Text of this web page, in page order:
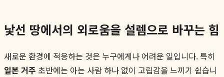
낯선 땅에서의 외로움을 설렘으로 바꾸는 힘
새로운 환경에 적응하는 것은 누구에게나 어려운 일입니다. 특히
일본 거주 초반에는 아는 사람 하나 없이 고립감을 느끼기 쉽습니